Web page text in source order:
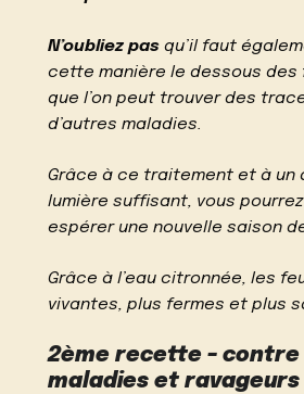
N’oubliez pas qu’il faut
cette manière le dessous des
que l’on peut trouver des
d’autres maladies.
Grâce à ce traitement et à un
lumière suffisant, vous
espérer une nouvelle saison
Grâce à l’eau citronnée, les
vivantes, plus fermes et plus
2ème recette – contre
maladies et